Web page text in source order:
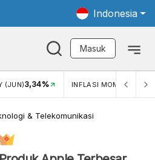
Indonesia
Masuk
(JUN)3,34% INFLASI MOM (JUN)
& Telekomunikasi